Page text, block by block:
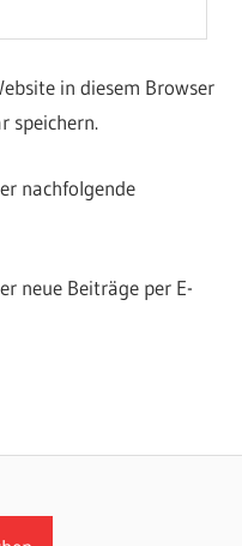
in diesem Browser
speichern.
nachfolgende
neue Beiträge per E-